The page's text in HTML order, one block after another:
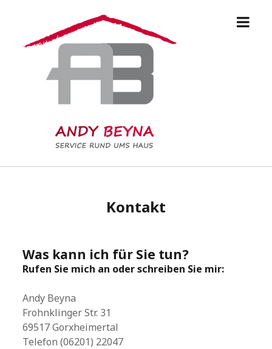
Beyna
open
Kontakt
Was kann ich für Sie tun?
Rufen Sie mich an oder schreiben Sie mir:
Andy Beyna
Frohnklinger Str. 31
69517 Gorxheimertal
Telefon (06201) 22047